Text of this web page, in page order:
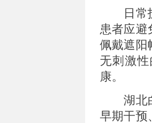
日常护
患者应避
佩戴遮阳
无刺激
康。
湖北白
早期干预